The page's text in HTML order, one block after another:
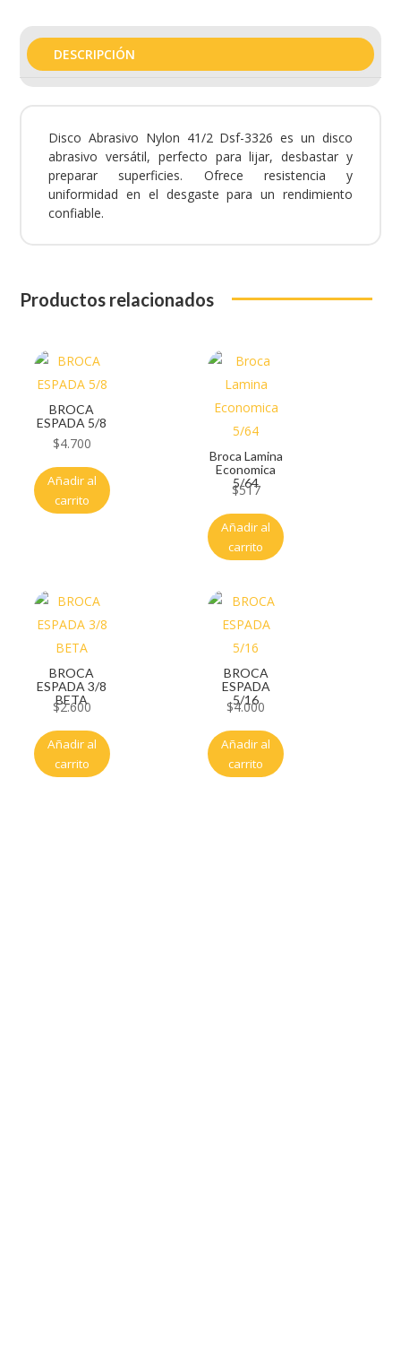
DESCRIPCIÓN
Disco Abrasivo Nylon 41/2 Dsf-3326 es un disco
abrasivo versátil, perfecto para lijar, desbastar y
preparar superficies. Ofrece resistencia y
uniformidad en el desgaste para un rendimiento
confiable.
Productos relacionados
BROCA
ESPADA 5/8
$4.700
Añadir al
carrito
Broca Lamina
Economica
5/64
$517
Añadir al
carrito
BROCA
ESPADA 3/8
BETA
$2.600
Añadir al
carrito
BROCA
ESPADA
5/16
$4.000
Añadir al
carrito